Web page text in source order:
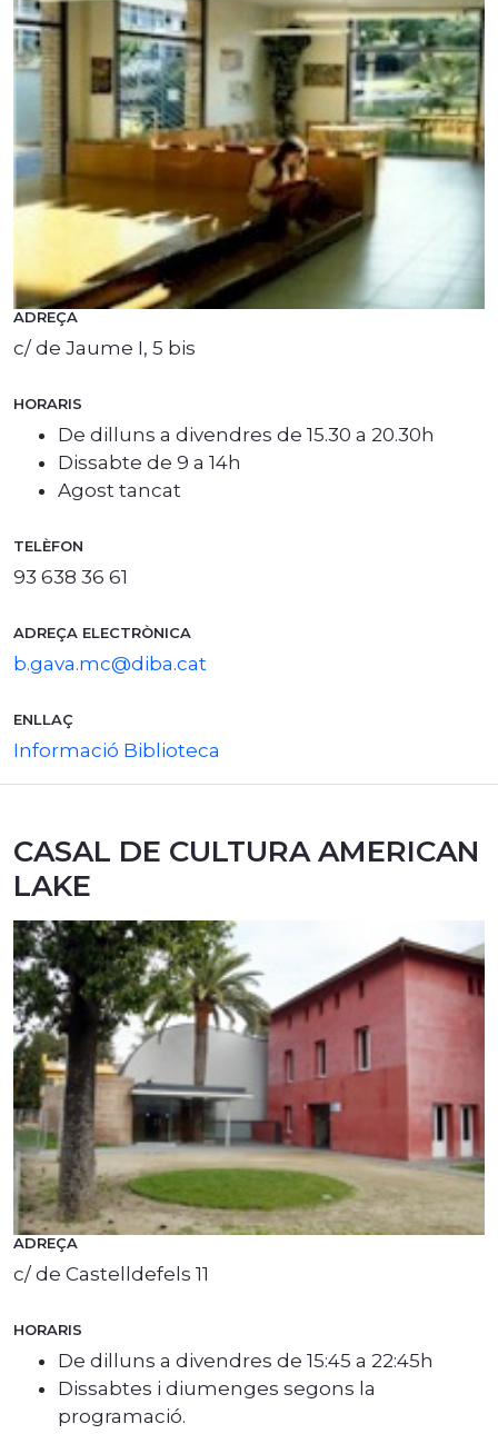
ADREÇA
c/ de Jaume I, 5 bis
HORARIS
De dilluns a divendres de 15.30 a 20.30h
Dissabte de 9 a 14h
Agost tancat
TELÈFON
93 638 36 61
ADREÇA ELECTRÒNICA
b.gava.mc@diba.cat
ENLLAÇ
Informació Biblioteca
CASAL DE CULTURA AMERICAN
LAKE
ADREÇA
c/ de Castelldefels 11
HORARIS
De dilluns a divendres de 15:45 a 22:45h
Dissabtes i diumenges segons la
programació.